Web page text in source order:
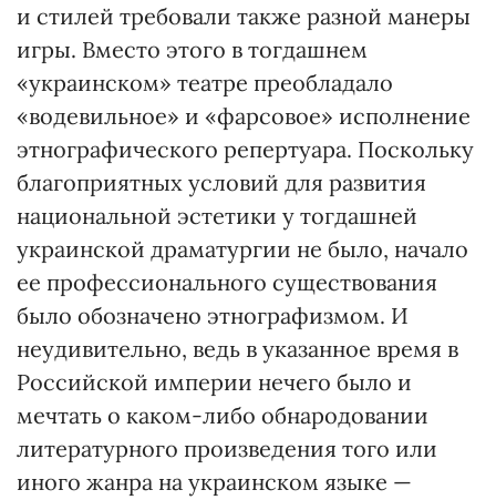
и стилей требовали также разной манеры
игры. Вместо этого в тогдашнем
«украинском» театре преобладало
«водевильное» и «фарсовое» исполнение
этнографического репертуара. Поскольку
благоприятных условий для развития
национальной эстетики у тогдашней
украинской драматургии не было, начало
ее профессионального существования
было обозначено этнографизмом. И
неудивительно, ведь в указанное время в
Российской империи нечего было и
мечтать о каком-либо обнародовании
литературного произведения того или
иного жанра на украинском языке —